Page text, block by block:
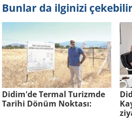
Bunlar da ilginizi çekebilir
Didim'de Ter­mal Tu­rizm­de
Ta­ri­hi Dönüm Nok­ta­sı: